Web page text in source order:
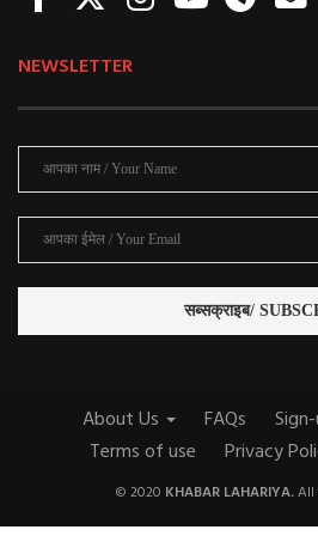
NEWSLETTER
About Us FAQs
Terms of use
Privacy
© 2020 KHABAR LAHARIYA.All